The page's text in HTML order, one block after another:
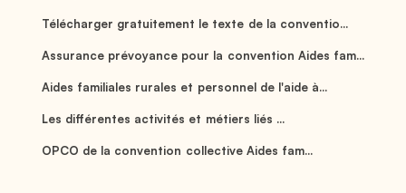
Télécharger gratuitement le texte de la conventio...
Assurance prévoyance pour la convention Aides fam...
Aides familiales rurales et personnel de l'aide à...
Les différentes activités et métiers liés ...
OPCO de la convention collective Aides fam...